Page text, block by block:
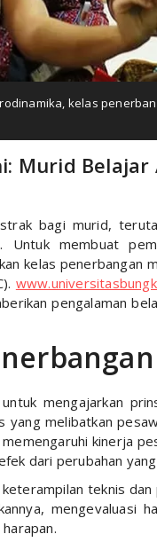
, kelas
Murid
bagi murid,
Untuk membuat
kelas penerbangan
pengalaman
mengajarkan
melibatkan
kinerja
dari perubahan
teknis
mengevaluasi